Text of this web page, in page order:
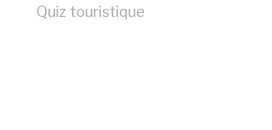
Quiz touristique